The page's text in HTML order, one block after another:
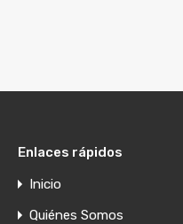
Enlaces rápidos
Inicio
Quiénes Somos